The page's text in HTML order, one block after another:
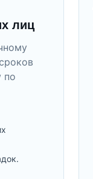
лиц
по